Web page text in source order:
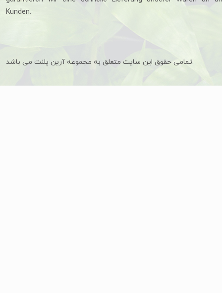
Kunden.
تمامی حقوق این سایت متعلق به مجموعه آرین پلنت می باشد.